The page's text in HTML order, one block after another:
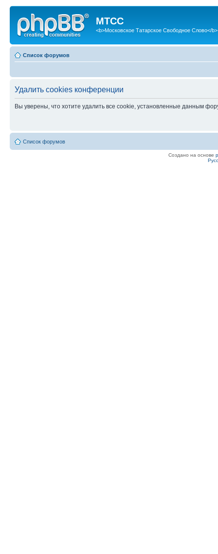
МТСС
<b>Московское Татарское Свободное Слово</b>
Список форумов
Удалить cookies конференции
Вы уверены, что хотите удалить все cookie, установленные данным
Список форумов
Создано на основе